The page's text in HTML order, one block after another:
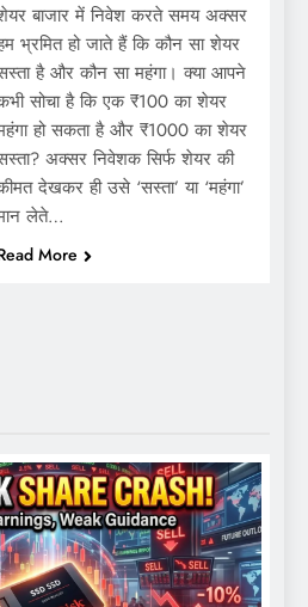
बाजार में निवेश करते समय अक्सर
भ्रमित हो जाते हैं कि कौन सा शेयर
है और कौन सा महंगा। क्या आपने
सोचा है कि एक ₹100 का शेयर
हो सकता है और ₹1000 का शेयर
अक्सर निवेशक सिर्फ शेयर की
देखकर ही उसे ‘सस्ता’ या ‘महंगा’
लेते…
More